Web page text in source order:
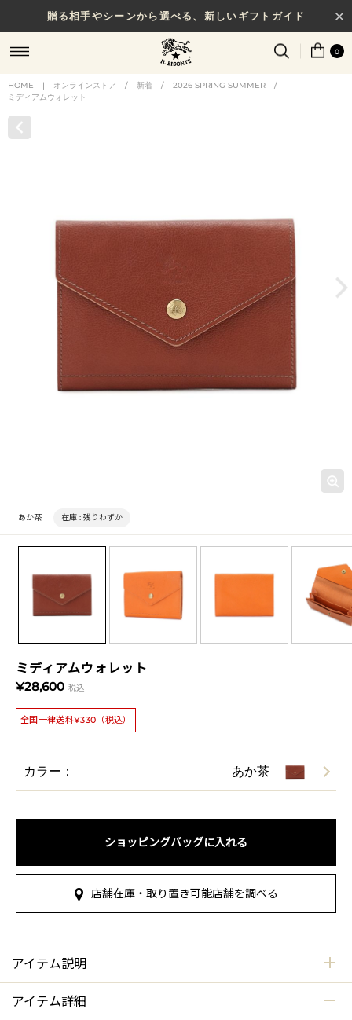
贈る相手やシーンから選べる、新しいギフトガイド
0
HOME | オンラインストア / 新着 / 2026 SPRING SUMMER
/
ミディアムウォレット
ミディアムウォレット
¥28,600 税込
全国一律送料¥330（税込）
あか茶 在庫 : 残りわずか
カラー： あか茶
ショッピングバッグに入れる
店舗在庫・取り置き可能店舗を調べる
アイテム説明
アイテム詳細